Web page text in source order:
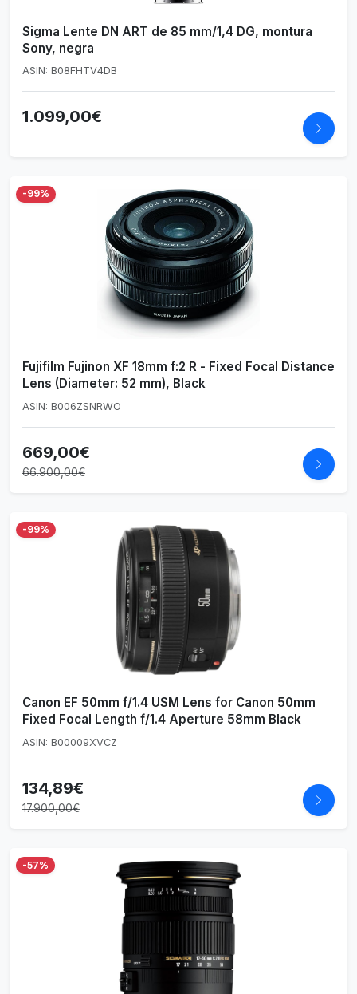
Sigma Lente DN ART de 85 mm/1,4 DG, montura
Sony, negra
ASIN: B08FHTV4DB
1.099,00€
-99%
Fujifilm Fujinon XF 18mm f:2 R - Fixed Focal Distance
Lens (Diameter: 52 mm), Black
ASIN: B006ZSNRWO
669,00€
66.900,00€
-99%
Canon EF 50mm f/1.4 USM Lens for Canon 50mm
Fixed Focal Length f/1.4 Aperture 58mm Black
ASIN: B00009XVCZ
134,89€
17.900,00€
-57%